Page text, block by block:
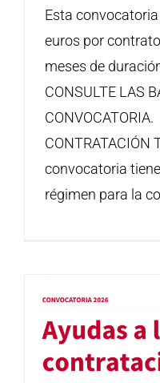
Esta
euros por
meses de
CONSULTE LAS
CONTRATACIÓN
convocatoria
régimen para la